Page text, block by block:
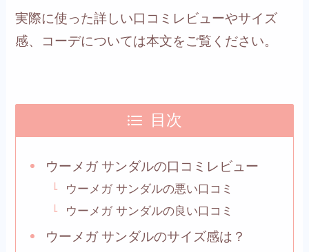
実際に使った詳しい口コミレビューやサイズ
感、コーデについては本文をご覧ください。
目次
ウーメガ サンダルの口コミレビュー
ウーメガ サンダルの悪い口コミ
ウーメガ サンダルの良い口コミ
ウーメガ サンダルのサイズ感は？